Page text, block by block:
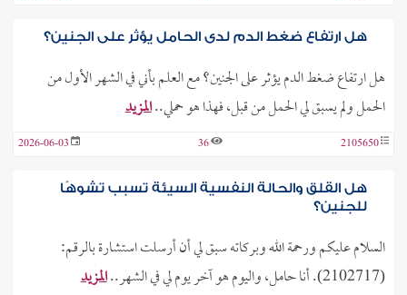
هل ارتفاع ضغط الدم لدى الحامل يؤثر على الجنين؟
هل ارتفاع ضغط الدم يؤثر على الجنين؟ مع العلم بأني في الشهر الأول من
الحمل ولم يسبق لي الحمل من قبل، فهذا هو حملي..المزيد
2105650
36
2026-06-03
هل القلق والحالة النفسية السيئة تسبب تشوهًا
للجنين؟
السلام عليكم ورحمة الله وبركاته سبق لي أن أرسلت استشارة بالرقم:
(2102717). أنا حامل، واليوم هو آخر يوم لي في الشهر..
المزيد